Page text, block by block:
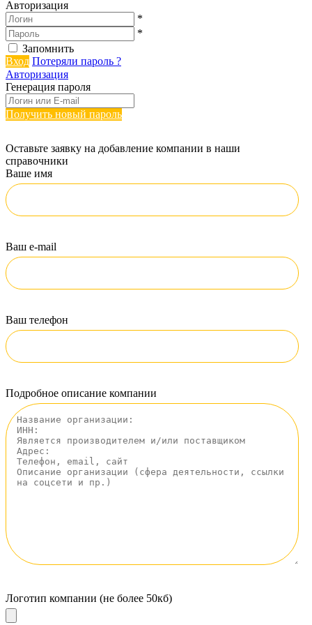
Авторизация
*
*
Запомнить
Вход Потеряли пароль ?
Авторизация
Генерация пароля
Получить новый пароль
Оставьте заявку на добавление компании в наши
справочники
Ваше имя
Ваш e-mail
Ваш телефон
Подробное описание компании
Логотип компании (не более 50кб)